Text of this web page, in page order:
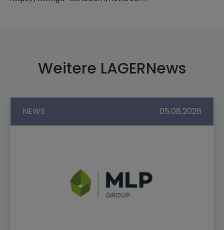
Weitere LAGERNews
NEWS 05.08.2026